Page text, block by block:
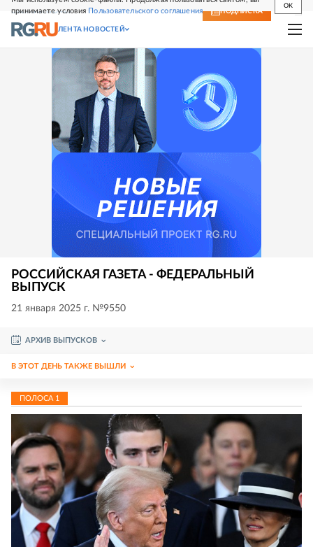
принимаете условия Пользовательского соглашения
OK
СВЕЖИЙ НОМЕР ПОДПИСКА
ЛЕНТА НОВОСТЕЙ
РОССИЙСКАЯ ГАЗЕТА - ФЕДЕРАЛЬНЫЙ
ВЫПУСК
21 января 2025 г. №9550
АРХИВ ВЫПУСКОВ
В ЭТОТ ДЕНЬ ТАКЖЕ ВЫШЛИ
ПОЛОСА 1